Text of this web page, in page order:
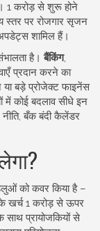
1 करोड़ से शुरू होने
स्तर पर रोजगार सृजन
शामिल हैं।
है।बैंकिंग,
प्रदान करने का
या बड़े प्रोजेक्ट फाइनेंस
में कोई बदलाव सीधे इन
बँक बंदी कैलेंडर
को कवर किया है –
के खर्च 1 करोड़ से ऊपर
प्रायोजकियों से